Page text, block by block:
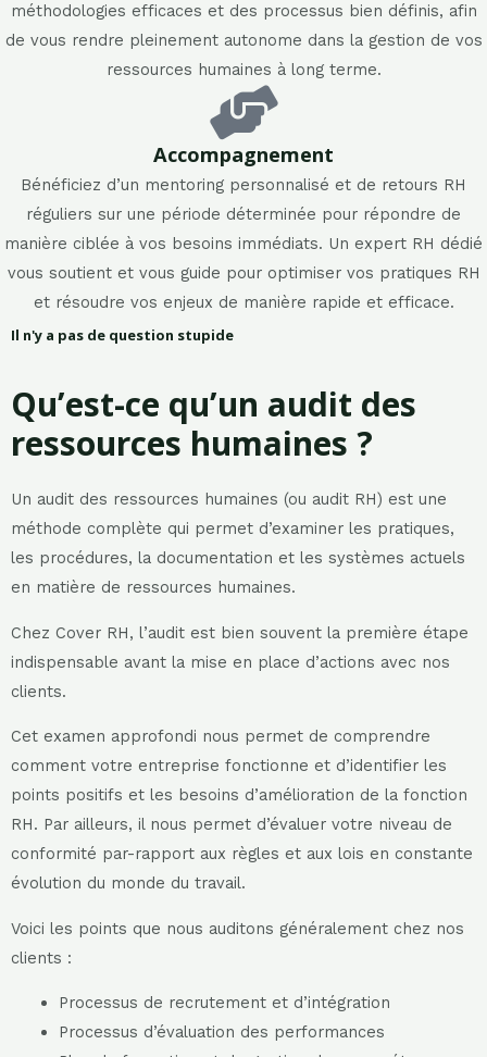
méthodologies efficaces et des processus bien définis, afin
de vous rendre pleinement autonome dans la gestion de vos
ressources humaines à long terme.
Accompagnement
Bénéficiez d’un mentoring personnalisé et de retours RH
réguliers sur une période déterminée pour répondre de
manière ciblée à vos besoins immédiats. Un expert RH dédié
vous soutient et vous guide pour optimiser vos pratiques RH
et résoudre vos enjeux de manière rapide et efficace.
Il n'y a pas de question stupide
Qu’est-ce qu’un audit des
ressources humaines ?​
Un audit des ressources humaines (ou audit RH) est une
méthode complète qui permet d’examiner les pratiques,
les procédures, la documentation et les systèmes actuels
en matière de ressources humaines.
Chez Cover RH, l’audit est bien souvent la première étape
indispensable avant la mise en place d’actions avec nos
clients.
Cet examen approfondi nous permet de comprendre
comment votre entreprise fonctionne et d’identifier les
points positifs et les besoins d’amélioration de la fonction
RH. Par ailleurs, il nous permet d’évaluer votre niveau de
conformité par-rapport aux règles et aux lois en constante
évolution du monde du travail.
Voici les points que nous auditons généralement chez nos
clients :
Processus de recrutement et d’intégration
Processus d’évaluation des performances